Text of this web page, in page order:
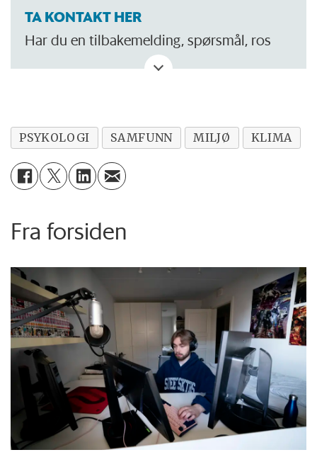
TA KONTAKT HER
Har du en tilbakemelding, spørsmål, ros
eller kritikk? Eller tips om noe vi bør skrive
PSYKOLOGI SAMFUNN MILJØ KLIMA
Fra forsiden